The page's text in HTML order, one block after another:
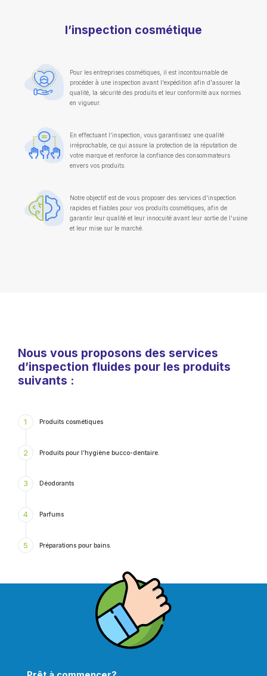
l’inspection cosmétique
Pour les entreprises cosmétiques, il est incontournable de
procéder à une inspection avant l'expédition afin d'assurer la
qualité, la sécurité des produits et leur conformité aux normes
en vigueur.
En effectuant l'inspection, vous garantissez une qualité
irréprochable, ce qui assure la protection de la réputation de
votre marque et renforce la confiance des consommateurs
envers vos produits.
Notre objectif est de vous proposer des services d'inspection
rapides et fiables pour vos produits cosmétiques, afin de
garantir leur qualité et leur innocuité avant leur sortie de l'usine
et leur mise sur le marché.
Nous vous proposons des services
d’inspection fluides pour les produits
suivants :
1 Produits cosmétiques
2 Produits pour l’hygiène bucco-dentaire.
3 Déodorants
4 Parfums
5 Préparations pour bains.